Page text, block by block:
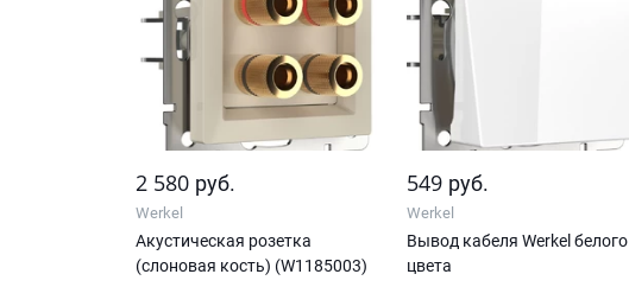
2 580 руб.
Werkel
Акустическая розетка
(слоновая кость) (W1185003)
549 руб.
Werkel
Вывод кабеля Werkel белого
цвета